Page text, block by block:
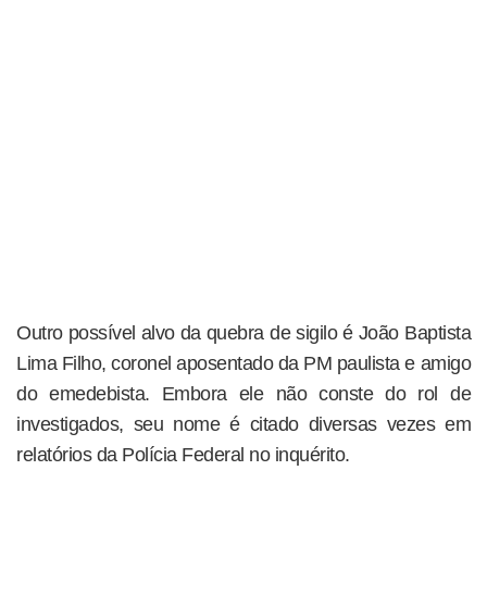
Outro possível alvo da quebra de sigilo é João Baptista
Lima Filho, coronel aposentado da PM paulista e amigo
do emedebista. Embora ele não conste do rol de
investigados, seu nome é citado diversas vezes em
relatórios da Polícia Federal no inquérito.